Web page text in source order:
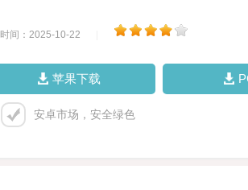
时间：2025-10-22
苹果下载
安卓市场，安全绿色